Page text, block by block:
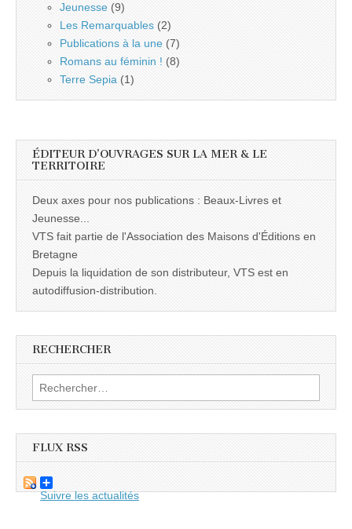
Jeunesse (9)
Les Remarquables (2)
Publications à la une (7)
Romans au féminin ! (8)
Terre Sepia (1)
ÉDITEUR D’OUVRAGES SUR LA MER & LE
TERRITOIRE
Deux axes pour nos publications : Beaux-Livres et
Jeunesse...
VTS fait partie de l'Association des Maisons d'Éditions en
Bretagne
Depuis la liquidation de son distributeur, VTS est en
autodiffusion-distribution.
RECHERCHER
Rechercher :
FLUX RSS
Suivre les actualités